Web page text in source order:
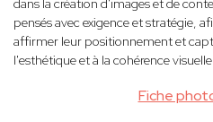
Fiche
dans la création d'images et de
pensés avec exigence et stratégie,
affirmer leur positionnement et
l'esthétique et à la cohérence